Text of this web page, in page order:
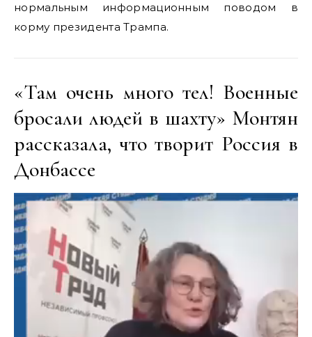
нормальным информационным поводом в
корму президента Трампа.
«Там очень много тел! Военные
бросали людей в шахту» Монтян
рассказала, что творит Россия в
Донбассе